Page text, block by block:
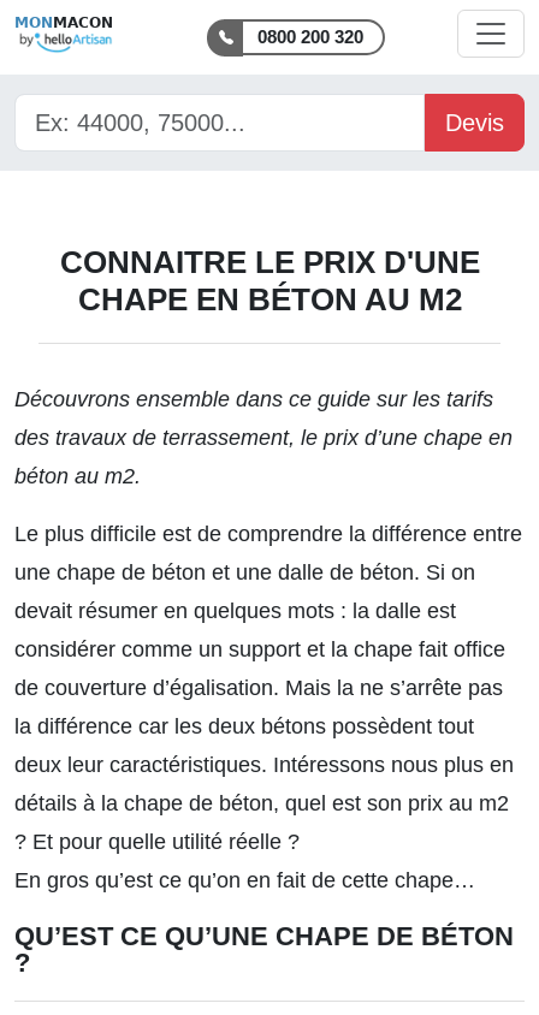
MON MACON
0800 200 320
Devis
CONNAITRE LE PRIX D'UNE
CHAPE EN BÉTON AU M2
Découvrons ensemble dans ce guide sur les tarifs
des travaux de terrassement, le prix d’une chape en
béton au m2.
Le plus difficile est de comprendre la différence entre
une chape de béton et une dalle de béton. Si on
devait résumer en quelques mots : la dalle est
considérer comme un support et la chape fait office
de couverture d’égalisation. Mais la ne s’arrête pas
la différence car les deux bétons possèdent tout
deux leur caractéristiques. Intéressons nous plus en
détails à la chape de béton, quel est son prix au m2
? Et pour quelle utilité réelle ?
En gros qu’est ce qu’on en fait de cette chape…
QU’EST CE QU’UNE CHAPE DE BÉTON
?